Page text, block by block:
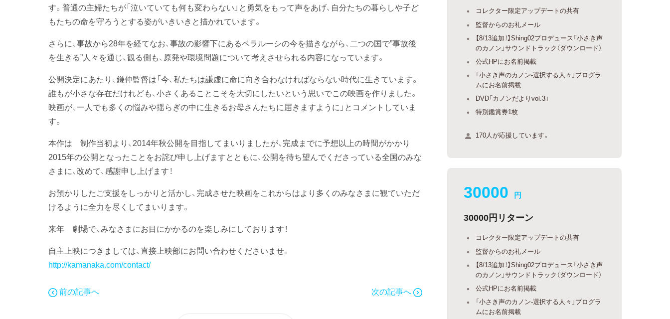
す。普通の主婦たちが「泣いていても何も変わらない」と勇気をもって声をあげ、自分たちの暮らしや子ど
もたちの命を守ろうとする姿がいきいきと描かれています。
さらに、事故から28年を経てなお、事故の影響下にあるベラルーシの今を描きながら、二つの国で”事故後
を生きる”人々を通じ、観る側も、原発や環境問題について考えさせられる内容になっています。
公開決定にあたり、鎌仲監督は「今、私たちは謙虚に命に向き合わなければならない時代に生きています。
誰もが小さな存在だけれども、小さくあることこそを大切にしたいという思いでこの映画を作りました。
映画が、一人でも多くの悩みや揺らぎの中に生きるお母さんたちに届きますように」とコメントしていま
す。
本作は 制作当初より、2014年秋公開を目指してまいりましたが、完成までに予想以上の時間がかかり
2015年の公開となったことをお詫び申し上げますとともに、公開を待ち望んでくださっている全国のみな
さまに、改めて、感謝申し上げます！
お預かりしたご支援をしっかりと活かし、完成させた映画をこれからはより多くのみなさまに観ていただ
けるように全力を尽くしてまいります。
来年 劇場で、みなさまにお目にかかるのを楽しみにしております！
自主上映につきましては、直接上映部にお問い合わせくださいませ。
http://kamanaka.com/contact/
前の記事へ 次の記事へ
コレクター限定アップデートの共有
監督からのお礼メール
【8/13追加！】Shing02プロデュース「小さき声
のカノン」サウンドトラック（ダウンロード）
公式HPにお名前掲載
「小さき声のカノン-選択する人々」プログラ
ムにお名前掲載
DVD「カノンだよりvol.3」
特別鑑賞券1枚
170人が応援しています。
30000 円
30000円リターン
コレクター限定アップデートの共有
監督からのお礼メール
【8/13追加！】Shing02プロデュース「小さき声
のカノン」サウンドトラック（ダウンロード）
公式HPにお名前掲載
「小さき声のカノン-選択する人々」プログラ
ムにお名前掲載